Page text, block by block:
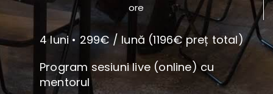
ore
4 luni • 299€ / lună (1196€ preț total)
Program sesiuni live (online) cu
mentorul